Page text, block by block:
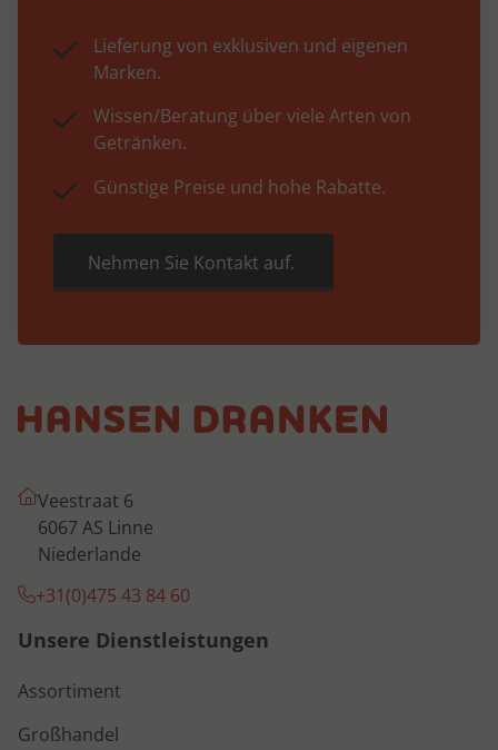
Lieferung von exklusiven und eigenen
Marken.
Wissen/Beratung über viele Arten von
Getränken.
Günstige Preise und hohe Rabatte.
Nehmen Sie Kontakt auf.
Veestraat 6
6067 AS Linne
Niederlande
+31(0)475 43 84 60
Unsere Dienstleistungen
Assortiment
Großhandel